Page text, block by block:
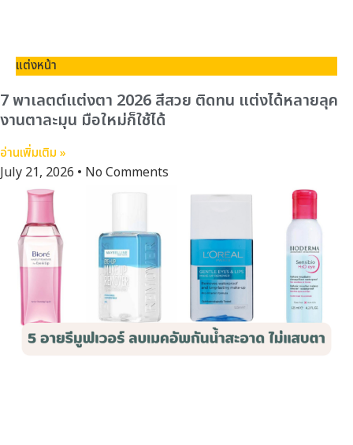
แต่งหน้า
7 พาเลตต์แต่งตา 2026 สีสวย ติดทน แต่งได้หลายลุค
งานตาละมุน มือใหม่ก็ใช้ได้
อ่านเพิ่มเติม »
July 21, 2026 No Comments